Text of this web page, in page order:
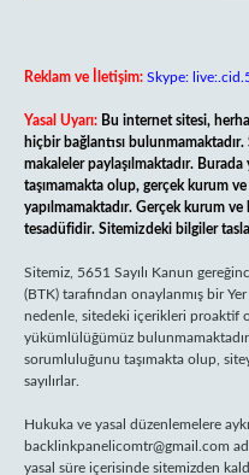
Reklam ve İletişim: Skype:
Yasal Uyarı: Bu internet sitesi,
hiçbir bağlantısı bulunmamaktadır.
makaleler paylaşılmaktadır.
taşımamakta olup, gerçek kurum
yapılmamaktadır. Gerçek kurum
tesadüfidir. Sitemizdeki bilgiler
Sitemiz, 5651 Sayılı Kanun
(BTK) tarafından onaylanmış bir
nedenle, sitedeki içerikleri proaktif
yükümlülüğümüz
sorumluluğunu taşımakta olup,
sayılırlar.
Hukuka ve yasal düzenlemelere
backlinkpanelicomtr@gmail.com
yasal süre içerisinde sitemizden